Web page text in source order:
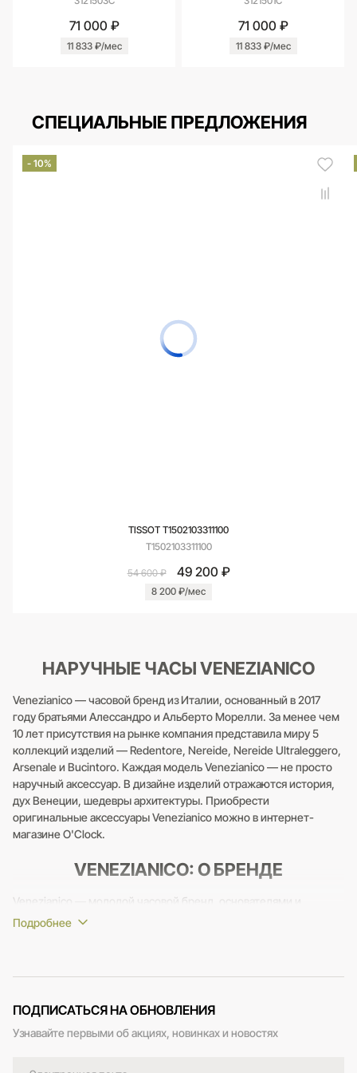
71 000 ₽
11 833 ₽/мес
71 000 ₽
11 833 ₽/мес
СПЕЦИАЛЬНЫЕ ПРЕДЛОЖЕНИЯ
- 10%
TISSOT T1502103311100
T1502103311100
54 600 ₽ 49 200 ₽
8 200 ₽/мес
НАРУЧНЫЕ ЧАСЫ VENEZIANICO
Venezianico — часовой бренд из Италии, основанный в 2017
году братьями Алессандро и Альберто Морелли. За менее чем
10 лет присутствия на рынке компания представила миру 5
коллекций изделий — Redentore, Nereide, Nereide Ultraleggero,
Arsenale и Bucintoro. Каждая модель Venezianico — не просто
наручный аксессуар. В дизайне изделий отражаются история,
дух Венеции, шедевры архитектуры. Приобрести
оригинальные аксессуары Venezianico можно в интернет-
магазине O'Clock.
VENEZIANICO: О БРЕНДЕ
Venezianico — молодой часовой бренд, основателями и
идейными вдохновителями которого стали братья Морелли. В
подходу Алессандро и Альберто! Перед запуском братья
провели масштабные исследования в часовой индустрии. Они
мастерские. Молодые люди исследовали успех других
ПОДПИСАТЬСЯ НА ОБНОВЛЕНИЯ
Узнавайте первыми об акциях, новинках и новостях